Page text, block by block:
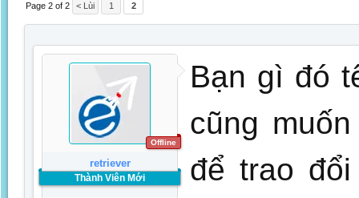
Page 2 of 2 < Lùi 1 2
Offline
retriever
Thành Viên Mới
Bạn gì đó
cũng
để trao